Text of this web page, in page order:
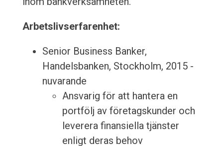
Arbetslivserfarenhet:
Senior Business Banker,
Handelsbanken, Stockholm, 2015 -
nuvarande
Ansvarig för att hantera en
portfölj av företagskunder och
leverera finansiella tjänster
enligt deras behov